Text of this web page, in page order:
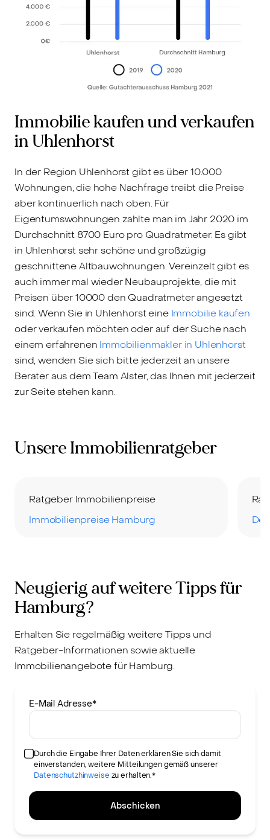
Immobilie kaufen und verkaufen
in Uhlenhorst
In der Region Uhlenhorst gibt es über 10.000
Wohnungen, die hohe Nachfrage treibt die Preise
aber kontinuerlich nach oben. Für
Eigentumswohnungen zahlte man im Jahr 2020 im
Durchschnitt 8700 Euro pro Quadratmeter. Es gibt
in Uhlenhorst sehr schöne und großzügig
geschnittene Altbauwohnungen. Vereinzelt gibt es
auch immer mal wieder Neubauprojekte, die mit
Preisen über 10000 den Quadratmeter angesetzt
sind. Wenn Sie in Uhlenhorst eine Immobilie kaufen
oder verkaufen möchten oder auf der Suche nach
einem erfahrenen Immobilienmakler in Uhlenhorst
sind, wenden Sie sich bitte jederzeit an unsere
Berater aus dem Team Alster, das Ihnen mit jederzeit
zur Seite stehen kann.
Unsere Immobilienratgeber
Ratgeber Immobilienpreise
Immobilienpreise Hamburg
Neugierig auf weitere Tipps für
Hamburg?
Erhalten Sie regelmäßig weitere Tipps und
Ratgeber-Informationen sowie aktuelle
Immobilienangebote für Hamburg.
E-Mail Adresse*
Durch die Eingabe Ihrer Daten erklären Sie sich damit
einverstanden, weitere Mitteilungen gemäß unserer
Datenschutzhinweise zu erhalten.*
Abschicken